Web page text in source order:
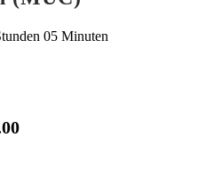
05 Minuten